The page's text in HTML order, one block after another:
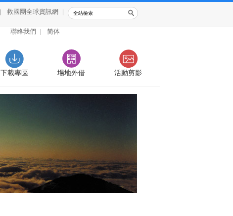
| 救國團全球資訊網 |
聯絡我們 | 简体
下載專區 場地外借 活動剪影